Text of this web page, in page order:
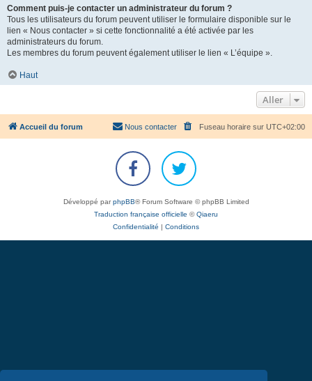
Comment puis-je contacter un administrateur du forum ?
Tous les utilisateurs du forum peuvent utiliser le formulaire disponible sur le
lien « Nous contacter » si cette fonctionnalité a été activée par les
administrateurs du forum.
Les membres du forum peuvent également utiliser le lien « L’équipe ».
Haut
Aller
Accueil du forum Fuseau horaire sur UTC+02:00
Nous contacter
Développé parphpBB® Forum Software © phpBB Limited
Traduction française officielle ©Qiaeru
Confidentialité
Conditions